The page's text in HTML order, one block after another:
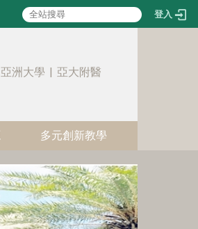
登入
亞洲大學 | 亞大附醫
多元創新教學